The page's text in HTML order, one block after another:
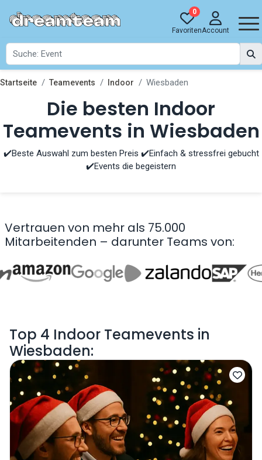
0
FavoritenAccount
Startseite Teamevents Indoor Wiesbaden
Die besten Indoor
Teamevents in Wiesbaden
✔️Beste Auswahl zum besten Preis ✔️Einfach & stressfrei gebucht
✔️Events die begeistern
Vertrauen von mehr als 75.000
Mitarbeitenden – darunter Teams von:
Top 4 Indoor Teamevents in
Wiesbaden: